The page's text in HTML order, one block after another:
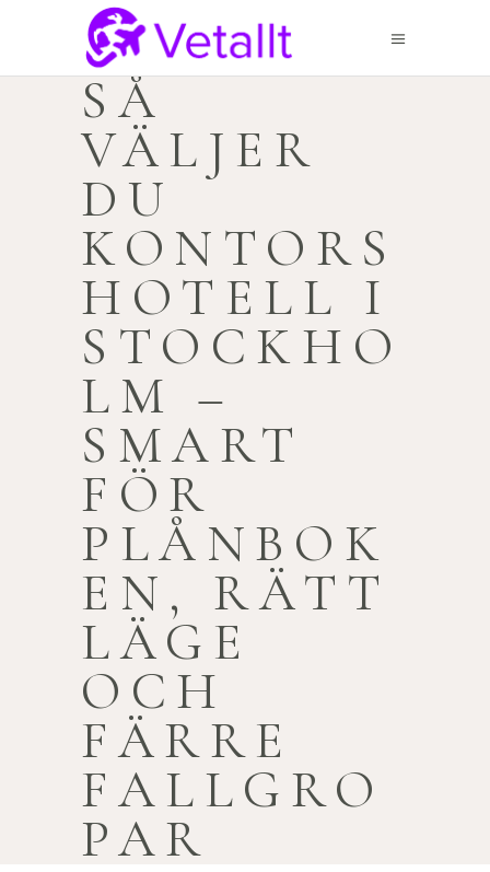
SÅ
VÄLJER
DU
KONTORS
HOTELL I
STOCKHO
LM –
SMART
FÖR
PLÅNBOK
EN, RÄTT
LÄGE
OCH
FÄRRE
FALLGRO
PAR